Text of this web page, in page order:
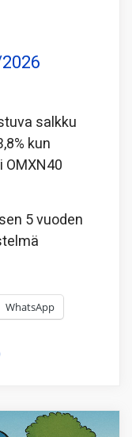
salkku
kun
5 vuoden
WhatsApp